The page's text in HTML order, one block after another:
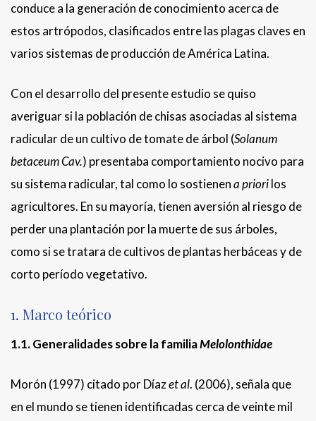
conduce a la generación de conocimiento acerca de
estos artrópodos, clasificados entre las plagas claves en
varios sistemas de producción de América Latina.
Con el desarrollo del presente estudio se quiso
averiguar si la población de chisas asociadas al sistema
radicular de un cultivo de tomate de árbol (Solanum
betaceum Cav.) presentaba comportamiento nocivo para
su sistema radicular, tal como lo sostienena priorilos
agricultores. En su mayoría, tienen aversión al riesgo de
perder una plantación por la muerte de sus árboles,
como si se tratara de cultivos de plantas herbáceas y de
corto período vegetativo.
1. Marco teórico
1.1. Generalidadessobre la familiaMelolonthidae
Morón (1997) citado por Díazet al. (2006), señala que
en el mundo se tienen identificadas cerca de veinte mil